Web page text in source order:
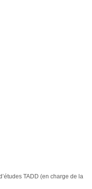
TADD (en charge de la